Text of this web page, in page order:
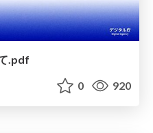
.pdf
0 920